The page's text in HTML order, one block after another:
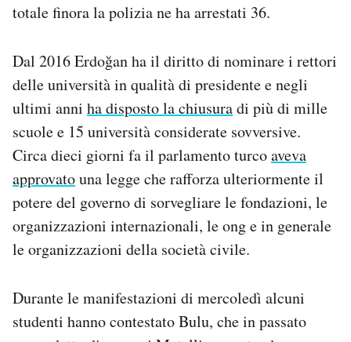
totale finora la polizia ne ha arrestati 36.
Dal 2016 Erdoğan ha il diritto di nominare i rettori
delle università in qualità di presidente e negli
ultimi anni ha disposto la chiusuradi più di mille
scuole e 15 università considerate sovversive.
Circa dieci giorni fa il parlamento turcoaveva
approvatouna legge che rafforza ulteriormente il
potere del governo di sorvegliare le fondazioni, le
organizzazioni internazionali, le ong e in generale
le organizzazioni della società civile.
Durante le manifestazioni di mercoledì alcuni
studenti hanno contestato Bulu, che in passato